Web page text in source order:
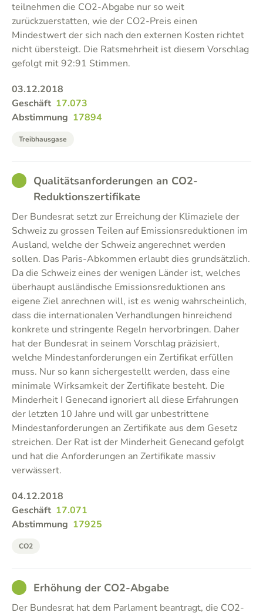
teilnehmen die CO2-Abgabe nur so weit
zurückzuerstatten, wie der CO2-Preis einen
Mindestwert der sich nach den externen Kosten richtet
nicht übersteigt. Die Ratsmehrheit ist diesem Vorschlag
gefolgt mit 92:91 Stimmen.
03.12.2018
Geschäft 17.073
Abstimmung 17894
Treibhausgase
GOODQualitätsanforderungen an CO2-
Reduktionszertifikate
Der Bundesrat setzt zur Erreichung der Klimaziele der
Schweiz zu grossen Teilen auf Emissionsreduktionen im
Ausland, welche der Schweiz angerechnet werden
sollen. Das Paris-Abkommen erlaubt dies grundsätzlich.
Da die Schweiz eines der wenigen Länder ist, welches
überhaupt ausländische Emissionsreduktionen ans
eigene Ziel anrechnen will, ist es wenig wahrscheinlich,
dass die internationalen Verhandlungen hinreichend
konkrete und stringente Regeln hervorbringen. Daher
hat der Bundesrat in seinem Vorschlag präzisiert,
welche Mindestanforderungen ein Zertifikat erfüllen
muss. Nur so kann sichergestellt werden, dass eine
minimale Wirksamkeit der Zertifikate besteht. Die
Minderheit I Genecand ignoriert all diese Erfahrungen
der letzten 10 Jahre und will gar unbestrittene
Mindestanforderungen an Zertifikate aus dem Gesetz
streichen. Der Rat ist der Minderheit Genecand gefolgt
und hat die Anforderungen an Zertifikate massiv
verwässert.
04.12.2018
Geschäft 17.071
Abstimmung 17925
CO2
GOODErhöhung der CO2-Abgabe
Der Bundesrat hat dem Parlament beantragt, die CO2-